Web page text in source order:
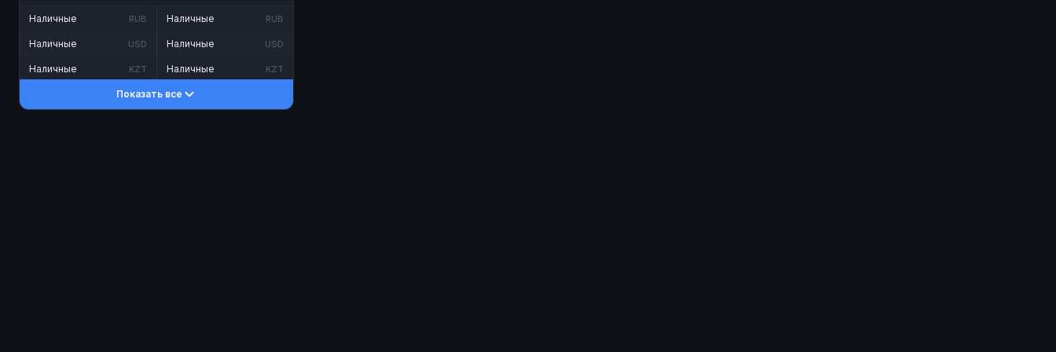
Наличные RUB
Наличные USD
Наличные KZT
Наличные RUB
Наличные USD
Наличные KZT
Показать все